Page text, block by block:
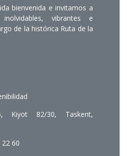
bienvenida e invitamos a
vibrantes e
de la histórica Ruta de la
Kiyot 82/30, Taskent,
60